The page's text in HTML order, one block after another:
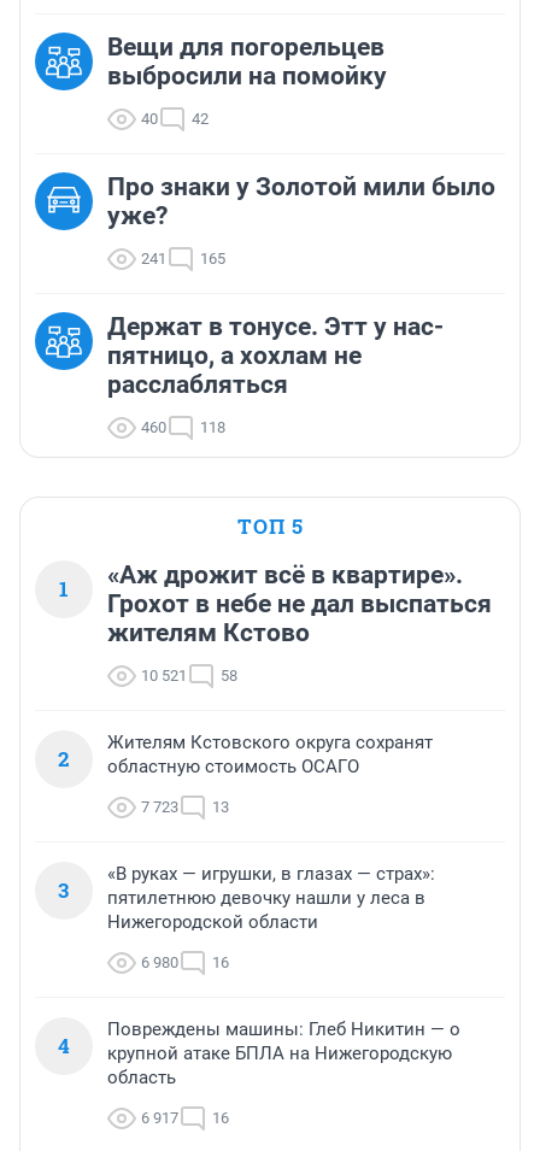
Вещи для погорельцев
выбросили на помойку
40 42
Про знаки у Золотой мили было
уже?
241 165
Держат в тонусе. Этт у нас-
пятницо, а хохлам не
расслабляться
460 118
ТОП 5
1
«Аж дрожит всё в квартире».
Грохот в небе не дал выспаться
жителям Кстово
10 521 58
2
Жителям Кстовского округа сохранят
областную стоимость ОСАГО
7 723 13
3
«В руках — игрушки, в глазах — страх»:
пятилетнюю девочку нашли у леса в
Нижегородской области
6 980 16
4
Повреждены машины: Глеб Никитин — о
крупной атаке БПЛА на Нижегородскую
область
6 917 16